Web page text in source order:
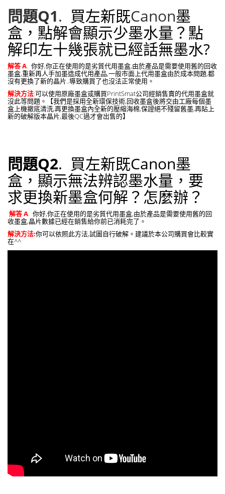
問題Q1. 買左新既Canon墨
盒，點解會顯示少墨水量？點
解印左十幾張就已經話無墨水?
解答 A. 你好,你正在使用的是劣質代用墨盒,由於產品是需要使用舊的回收
墨盒,重新再人手加墨造成代用產品,一般市面上代用墨盒由於成本問題,都
沒有更換了新的晶片..導致購買了也沒法正常使用。
解決方法:可以使用原廠墨盒或購買PrintSmat公司經銷售賣的代用墨盒就
沒此等問題。【我們是採用全新環保技術,回收墨盒後將交由工廠每個墨
盒上機撤底清洗,再更換墨盒內全新的壓縮海棉,保證絕不殘留舊墨,再貼上
新的破解版本晶片,最後QC過才會出售的】
問題Q2. 買左新既Canon墨
盒，顯示無法辨認墨水量，要
求更換新墨盒何解？怎麼辦？
解答 A. 你好,你正在使用的是劣質代用墨盒,由於產品是需要使用舊的回
收墨盒,晶片數據已經在銷售給你前已消耗完了。
解決方法:你可以依照此方法,試圖自行破解。建議於本公司購買會比較實
在^^